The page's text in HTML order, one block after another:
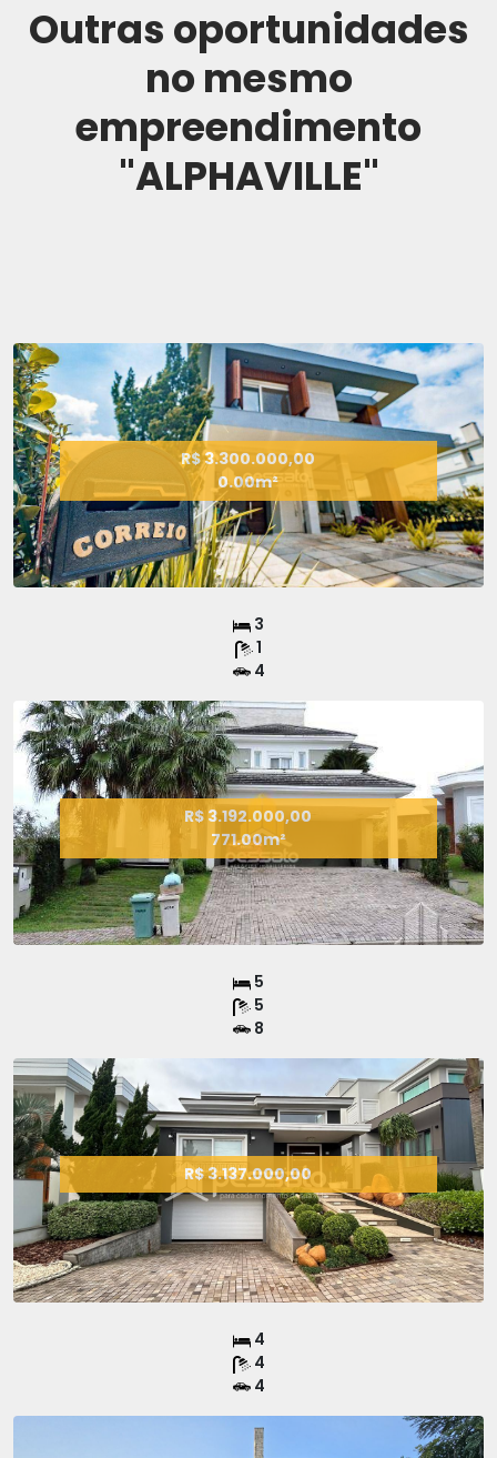
Outras oportunidades
no mesmo
empreendimento
"ALPHAVILLE"
R$ 3.300.000,00
0.00m²
3
1
4
R$ 3.192.000,00
771.00m²
5
5
8
R$ 3.137.000,00
4
4
4